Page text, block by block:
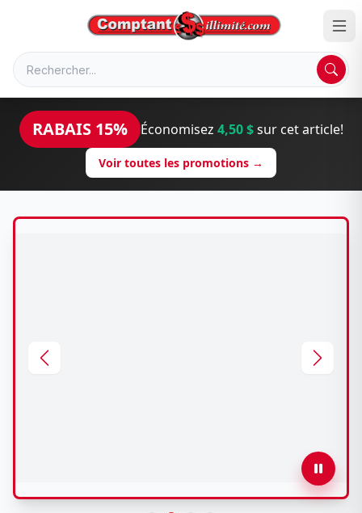
RABAIS 15% Économisez 4,50 $sur cet article!
Voir toutes les promotions →